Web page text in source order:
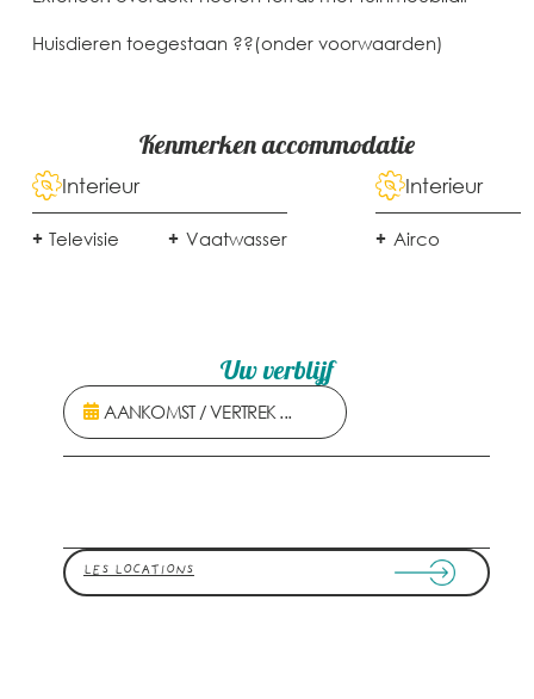
Huisdieren toegestaan ??(onder voorwaarden)
Kenmerkenaccommodatie
Interieur
Televisie Vaatwasser
Interieur
Airco
Uw verblijf
LES LOCATIONS